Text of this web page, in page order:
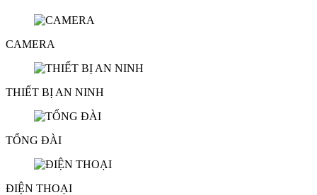
CAMERA
THIẾT BỊ AN NINH
TỔNG ĐÀI
ĐIỆN THOẠI